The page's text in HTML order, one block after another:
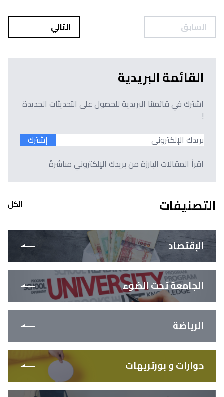
السابق التالي
القائمة البريدية
اشترك في قائمتنا البريدية للحصول على التحديثات الجديدة
!
إشترك
اقرأ المقالات البارزة من بريدك الإلكتروني مباشرةً
التصنيفات الكل
الإقتصاد
الجامعة تحت الضوء
الرياضة
حوارات و بورتريهات